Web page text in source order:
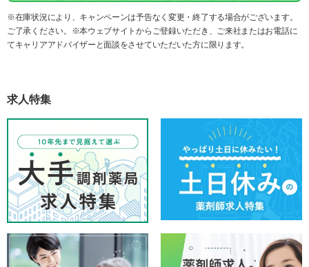
※在庫状況により、キャンペーンは予告なく変更・終了する場合がございます。
ご了承ください。※本ウェブサイトからご登録いただき、ご来社またはお電話に
てキャリアアドバイザーと面談をさせていただいた方に限ります。
求人特集